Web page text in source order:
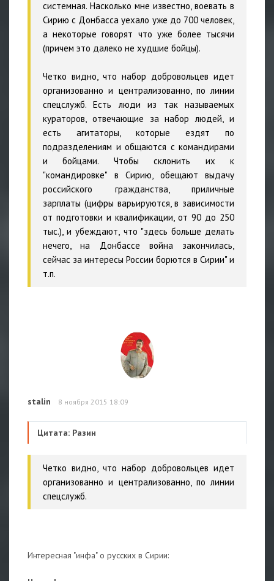
системная. Насколько мне известно, воевать в
Сирию с Донбасса уехало уже до 700 человек,
а некоторые говорят что уже более тысячи
(причем это далеко не худшие бойцы).
Четко видно, что набор добровольцев идет
организованно и централизованно, по линии
спецслужб. Есть люди из так называемых
кураторов, отвечающие за набор людей, и
есть агитаторы, которые ездят по
подразделениям и общаются с командирами
и бойцами. Чтобы склонить их к
"командировке" в Сирию, обещают выдачу
российского гражданства, приличные
зарплаты (цифры варьируются, в зависимости
от подготовки и квалификации, от 90 до 250
тыс.), и убеждают, что "здесь больше делать
нечего, на Донбассе война закончилась,
сейчас за интересы России борются в Сирии" и
т.п.
stalin 8 ноября 2015 18:09
Цитата: Разин
Четко видно, что набор добровольцев идет
организованно и централизованно, по линии
спецслужб.
Интересная "инфа" о русских в Сирии: